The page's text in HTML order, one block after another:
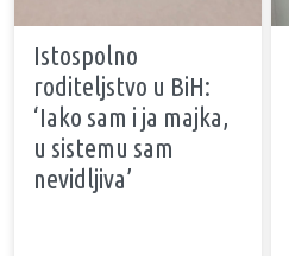
Istospolno
roditeljstvo u BiH:
‘Iako sam i ja majka,
u sistemu sam
nevidljiva’